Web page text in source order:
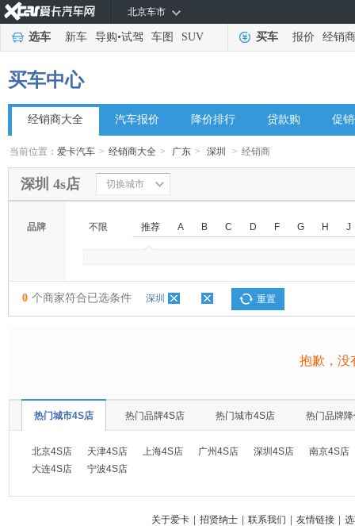
北京车市
选车 新车 导购•试驾 车图 SUV 买车 报价 经销商
买车中心
经销商大全 汽车报价 降价排行 贷款购 促
当前位置：爱卡汽车 > 经销商大全 > 广东 > 深圳 > 经销商
深圳 4s店 切换城市
品牌 不限 推荐 A B C D F G H J
◆
◆
0 个商家符合已选条件 深圳 重置
抱歉，没
热门城市4S店 热门品牌4S店 热门城市4S店 热门品牌
北京4S店 天津4S店 上海4S店 广州4S店 深圳4S店
南京4S店
大连4S店
宁波4S店
关于爱卡 | 招贤纳士 | 联系我们 | 友情链接 |